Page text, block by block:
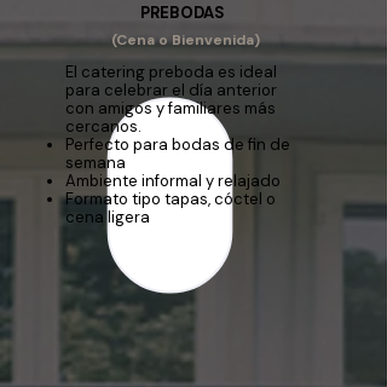
PREBODAS
(Cena o Bienvenida)
El catering preboda es ideal
para celebrar el día anterior
con amigos y familiares más
cercanos.
Perfecto para bodas de fin de
semana
Ambiente informal y relajado
Formato tipo tapas, cóctel o
cena ligera